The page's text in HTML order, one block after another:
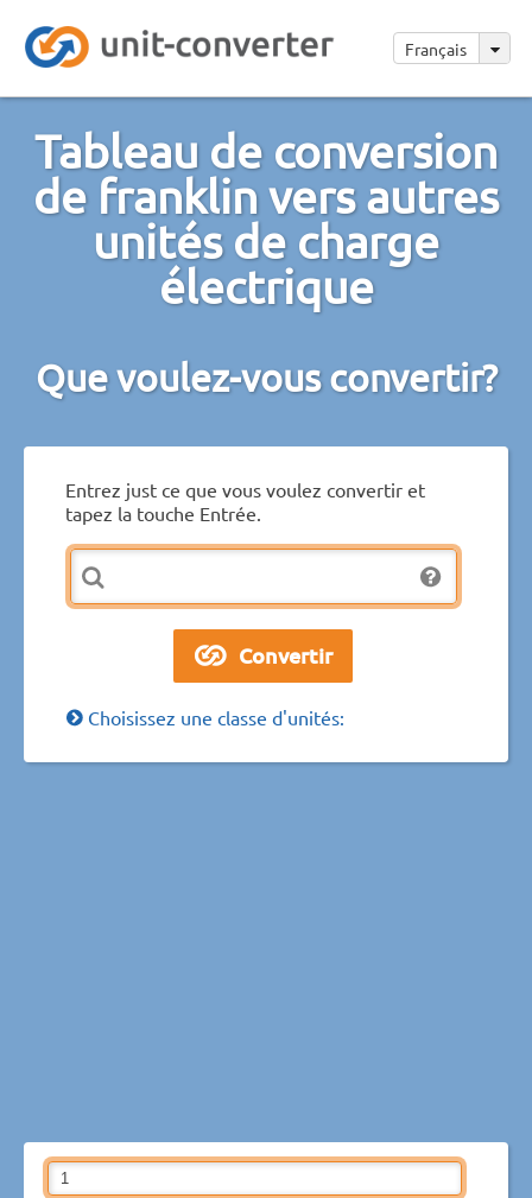
Français
Tableau de conversion
de franklin vers autres
unités de charge
électrique
Que voulez-vous convertir?
Entrez just ce que vous voulez convertir et
tapez la touche Entrée.
Choisissez une classe d'unités: